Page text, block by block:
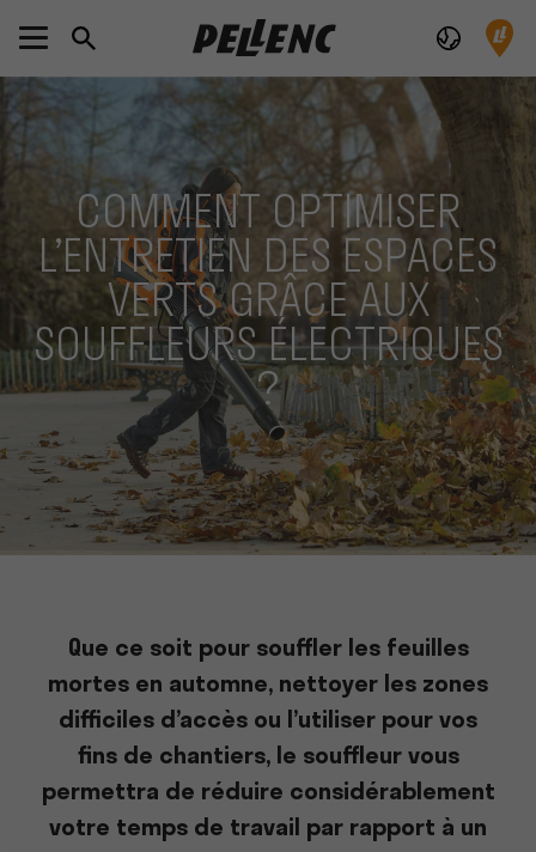
COMMENT OPTIMISER
L’ENTRETIEN DES ESPACES
VERTS GRÂCE AUX
SOUFFLEURS ÉLECTRIQUES
?
Que ce soit pour souffler les feuilles
mortes en automne, nettoyer les zones
difficiles d’accès ou l’utiliser pour vos
fins de chantiers, le souffleur vous
permettra de réduire considérablement
votre temps de travail par rapport à un